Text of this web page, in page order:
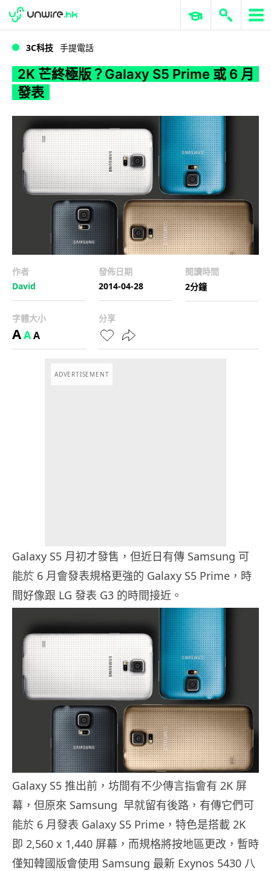
2K 芒終極版？Galaxy S5 Prime 或 6 月發表
WWDC 2026 ERP 與商業 AI
3C科技 手提電話
2K 芒終極版？Galaxy S5 Prime 或 6 月
發表
作者
David
發佈日期
2014-04-28
閱讀時間
2分鐘
字體大小
AAA
分享
ADVERTISEMENT
Galaxy S5 月初才發售，但近日有傳 Samsung 可
能於 6 月會發表規格更強的 Galaxy S5 Prime，時
間好像跟 LG 發表 G3 的時間接近。
Galaxy S5 推出前，坊間有不少傳言指會有 2K 屏
幕，但原來 Samsung 早就留有後路，有傳它們可
能於 6 月發表 Galaxy S5 Prime，特色是搭載 2K
即 2,560 x 1,440 屏幕，而規格將按地區更改，暫時
僅知韓國版會使用 Samsung 最新 Exynos 5430 八